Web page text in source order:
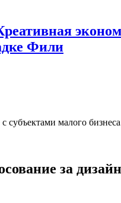
Фили
субъектами малого
за